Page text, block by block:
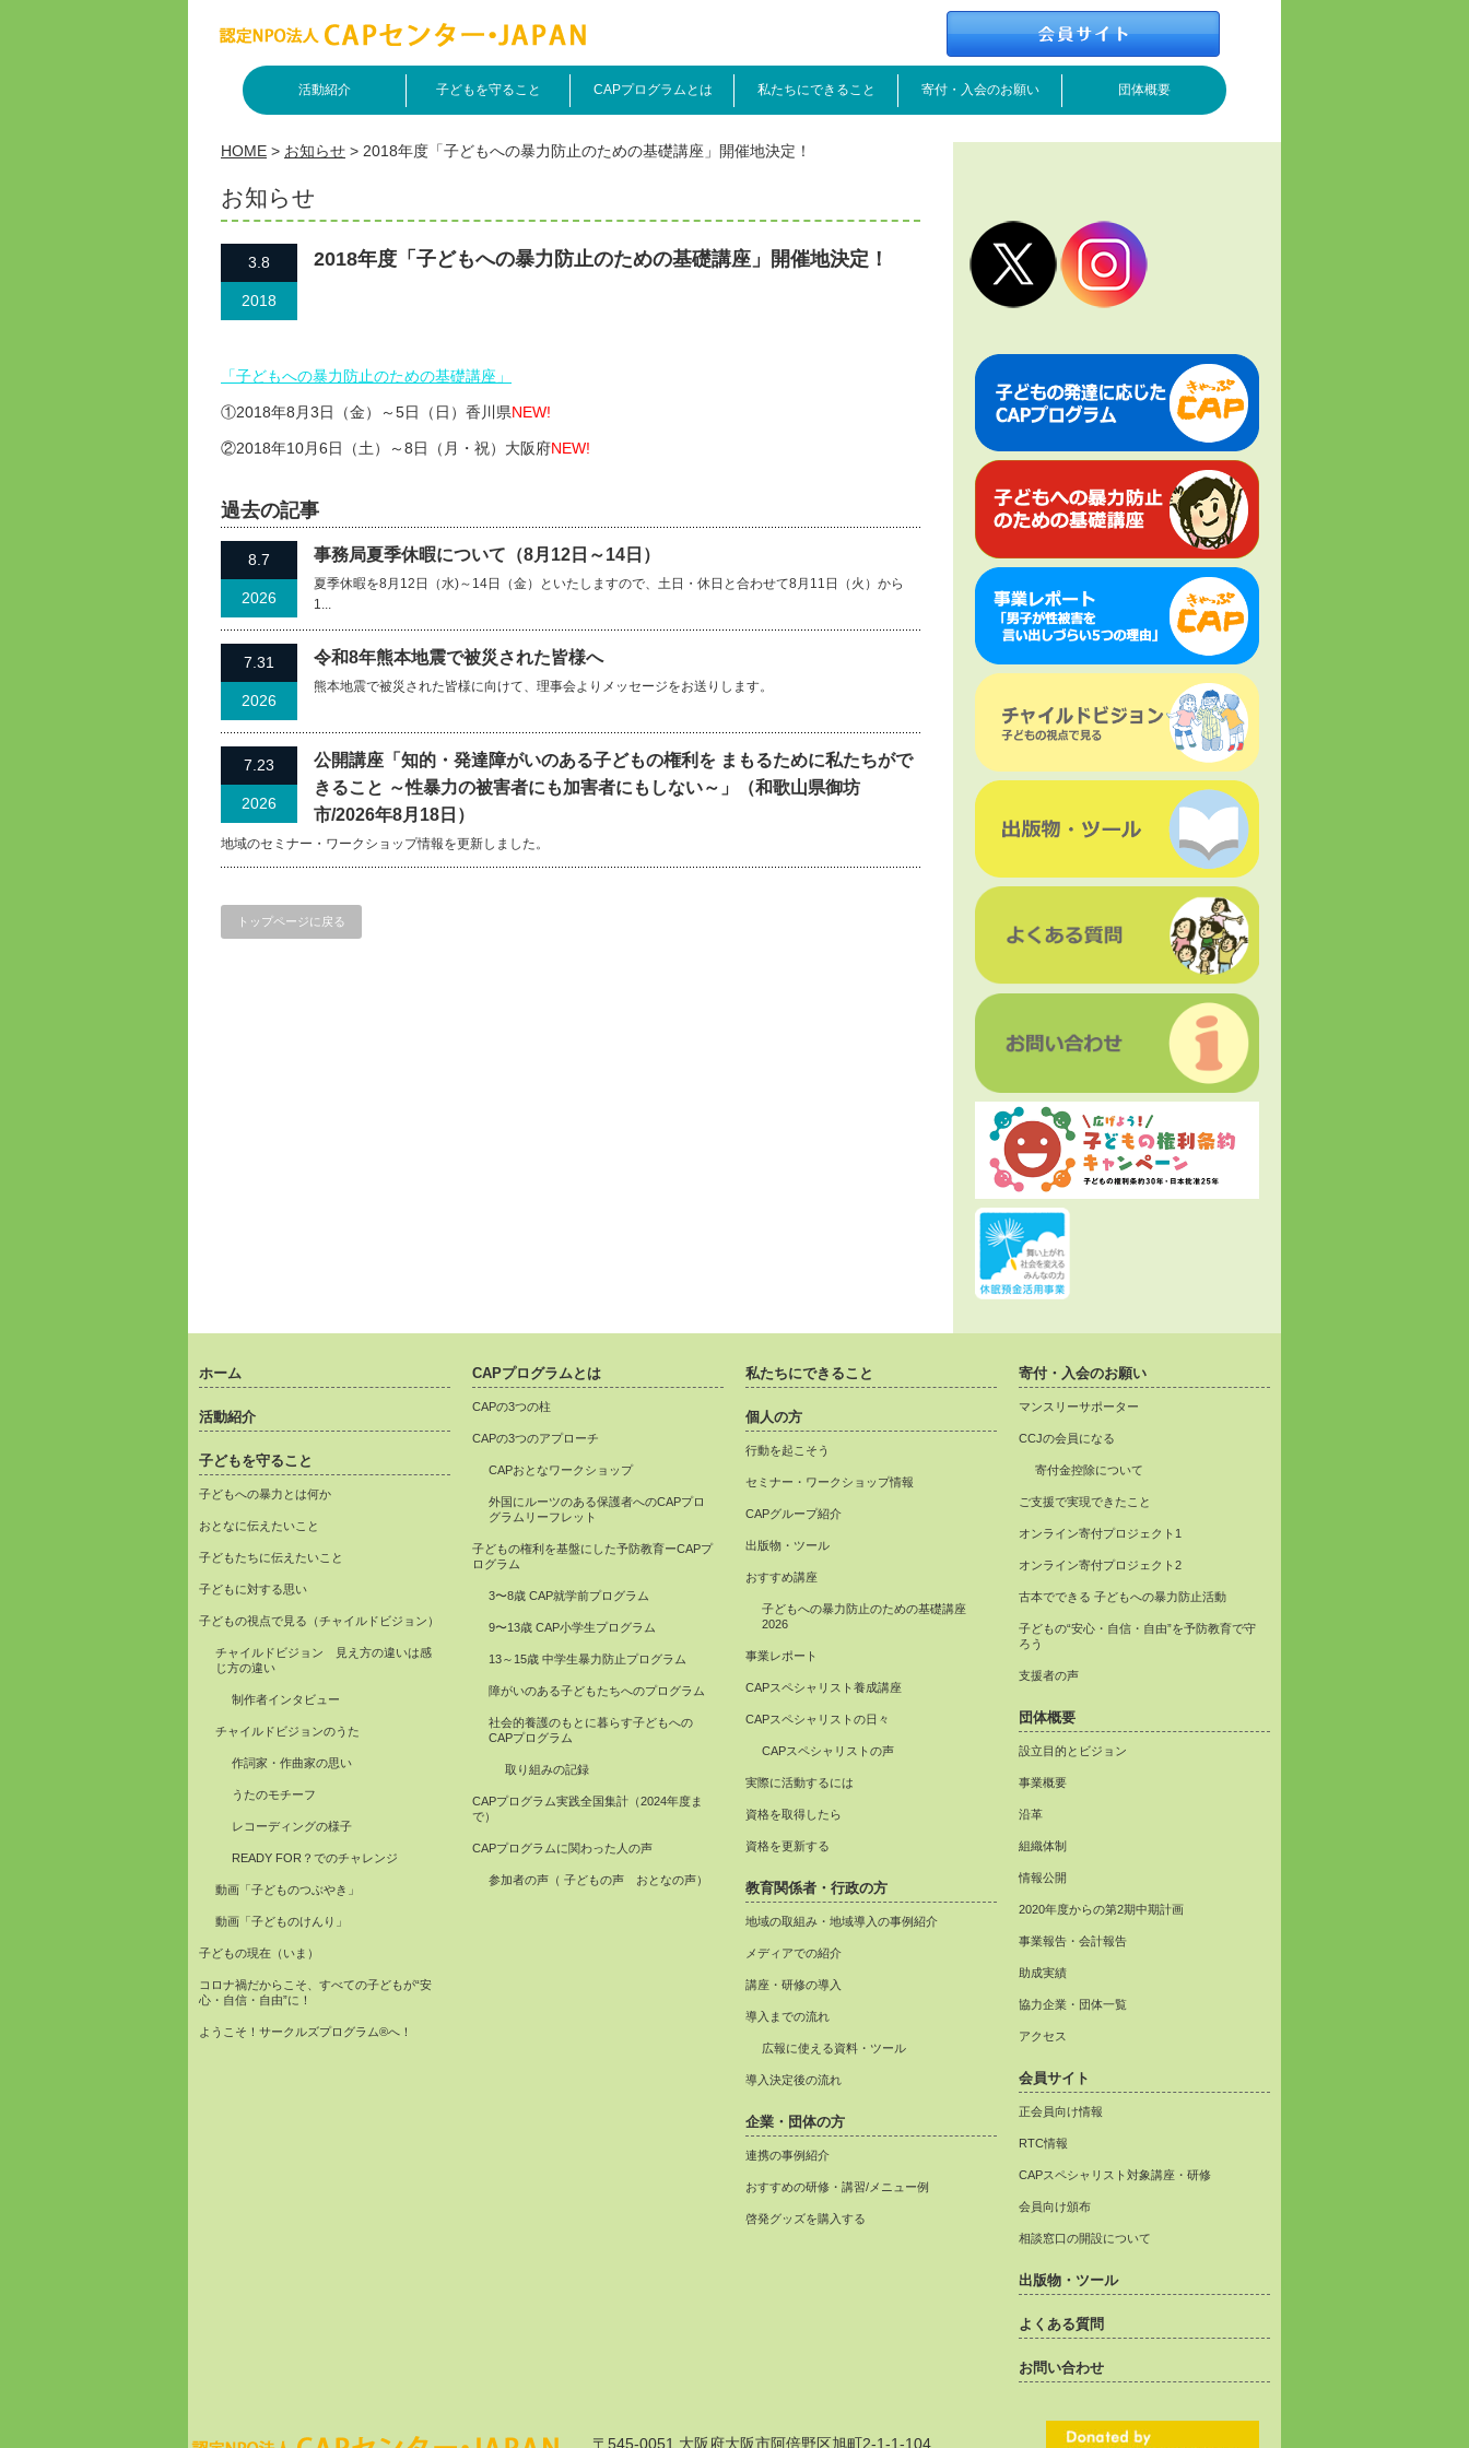
活動紹介 子どもを守ること CAPプログラムとは 私たちにできること 寄付・入会のお願い 団体概要
HOME > お知らせ > 2018年度「子どもへの暴力防止のための基礎講座」開催地決定！
お知らせ
3.8
2018
2018年度「子どもへの暴力防止のための基礎講座」開催地決定！
「子どもへの暴力防止のための基礎講座」
①2018年8月3日（金）～5日（日）香川県NEW!
②2018年10月6日（土）～8日（月・祝）大阪府NEW!
過去の記事
8.7
2026
事務局夏季休暇について（8月12日～14日）
夏季休暇を8月12日（水)～14日（金）といたしますので、土日・休日と合わせて8月11日（火）から
1...
7.31
2026
令和8年熊本地震で被災された皆様へ
熊本地震で被災された皆様に向けて、理事会よりメッセージをお送りします。
7.23
2026
公開講座「知的・発達障がいのある子どもの権利を まもるために私たちがで
きること ～性暴力の被害者にも加害者にもしない～」（和歌山県御坊
市/2026年8月18日）
地域のセミナー・ワークショップ情報を更新しました。
トップページに戻る
ホーム
活動紹介
子どもを守ること
子どもへの暴力とは何か
おとなに伝えたいこと
子どもたちに伝えたいこと
子どもに対する思い
子どもの視点で見る（チャイルドビジョン）
チャイルドビジョン 見え方の違いは感
じ方の違い
制作者インタビュー
チャイルドビジョンのうた
作詞家・作曲家の思い
うたのモチーフ
レコーディングの様子
READY FOR？でのチャレンジ
動画「子どものつぶやき」
動画「子どものけんり」
子どもの現在（いま）
コロナ禍だからこそ、すべての子どもが“安
心・自信・自由”に！
ようこそ！サークルズプログラム®へ！
CAPプログラムとは
CAPの3つの柱
CAPの3つのアプローチ
CAPおとなワークショップ
外国にルーツのある保護者へのCAPプロ
グラムリーフレット
子どもの権利を基盤にした予防教育ーCAPプ
ログラム
3〜8歳 CAP就学前プログラム
9〜13歳 CAP小学生プログラム
13～15歳 中学生暴力防止プログラム
障がいのある子どもたちへのプログラム
社会的養護のもとに暮らす子どもへの
CAPプログラム
取り組みの記録
CAPプログラム実践全国集計（2024年度ま
で）
CAPプログラムに関わった人の声
参加者の声（ 子どもの声 おとなの声）
私たちにできること
個人の方
行動を起こそう
セミナー・ワークショップ情報
CAPグループ紹介
出版物・ツール
おすすめ講座
子どもへの暴力防止のための基礎講座
2026
事業レポート
CAPスペシャリスト養成講座
CAPスペシャリストの日々
CAPスペシャリストの声
実際に活動するには
資格を取得したら
資格を更新する
教育関係者・行政の方
地域の取組み・地域導入の事例紹介
メディアでの紹介
講座・研修の導入
導入までの流れ
広報に使える資料・ツール
導入決定後の流れ
企業・団体の方
連携の事例紹介
おすすめの研修・講習/メニュー例
啓発グッズを購入する
寄付・入会のお願い
マンスリーサポーター
CCJの会員になる
寄付金控除について
ご支援で実現できたこと
オンライン寄付プロジェクト1
オンライン寄付プロジェクト2
古本でできる 子どもへの暴力防止活動
子どもの“安心・自信・自由”を予防教育で守
ろう
支援者の声
団体概要
設立目的とビジョン
事業概要
沿革
組織体制
情報公開
2020年度からの第2期中期計画
事業報告・会計報告
助成実績
協力企業・団体一覧
アクセス
会員サイト
正会員向け情報
RTC情報
CAPスペシャリスト対象講座・研修
会員向け頒布
相談窓口の開設について
出版物・ツール
よくある質問
お問い合わせ
〒545-0051 大阪府大阪市阿倍野区旭町2-1-1-104